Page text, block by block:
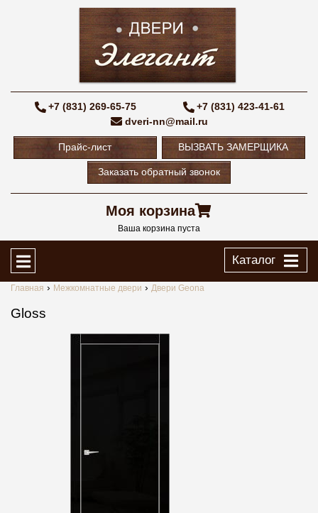
+7 (831) 269-65-75
+7 (831) 423-41-61
dveri-nn@mail.ru
Прайс-лист ВЫЗВАТЬ ЗАМЕРЩИКА
Заказать обратный звонок
Моя корзина
Ваша корзина пуста
Каталог
Главная Межкомнатные двери Двери Geona
Gloss